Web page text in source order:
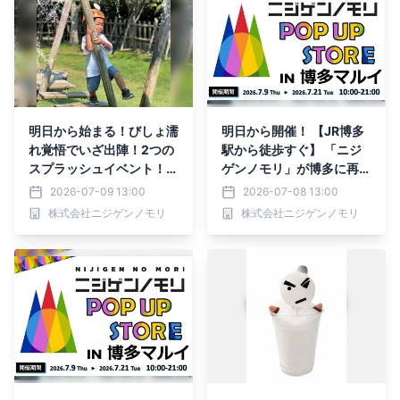
明日から始まる！びしょ濡
れ覚悟でいざ出陣！2つの
スプラッシュイベント！
『クレヨンしんちゃんSu
mmerスプラッシュ』
2026-07-09 13:00
株式会社ニジゲンノモリ
明日から開催！ 【JR博多
駅から徒歩すぐ】 「ニジ
ゲンノモリ」が博多に再上
陸！ 『ニジゲンノモリPO
P UPストアin博多マル
イ』
2026-07-08 13:00
株式会社ニジゲンノモリ